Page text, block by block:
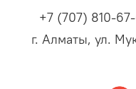
+7 (707) 810-
г. Алматы, ул.